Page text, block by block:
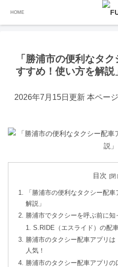
ホーム
「勝浦市の便利なタ
すすめ！使い方を解説
2026年7月15日更新 本ペー
目次
「勝浦市の便利なタクシー配
解説」
勝浦市でタクシーを呼ぶ前に
S.RIDE（エスライド）の配
勝浦市のタクシー配車アプリ
人気！
勝浦市のタクシー配車アプリの
HOME